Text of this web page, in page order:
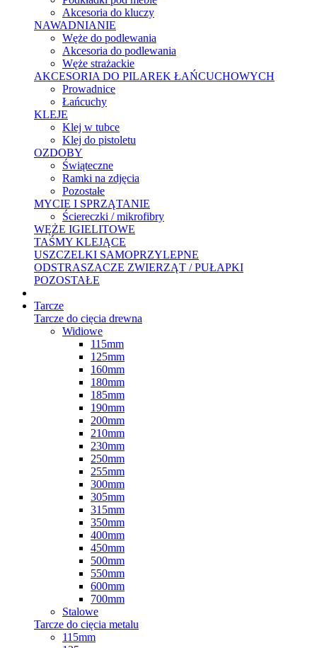
Akcesoria do kluczy
NAWADNIANIE
Węże do podlewania
Akcesoria do podlewania
Węże strażackie
AKCESORIA DO PILAREK ŁAŃCUCHOWYCH
Prowadnice
Łańcuchy
KLEJE
Klej w tubce
Klej do pistoletu
OZDOBY
Świąteczne
Ramki na zdjęcia
Pozostałe
MYCIE I SPRZĄTANIE
Ściereczki / mikrofibry
WĘŻE IGIELITOWE
TAŚMY KLEJĄCE
USZCZELKI SAMOPRZYLEPNE
ODSTRASZACZE ZWIERZĄT / PUŁAPKI
POZOSTAŁE
Tarcze
Tarcze do cięcia drewna
Widiowe
115mm
125mm
160mm
180mm
185mm
190mm
200mm
210mm
230mm
250mm
255mm
300mm
305mm
315mm
350mm
400mm
450mm
500mm
550mm
600mm
700mm
Stalowe
Tarcze do cięcia metalu
115mm